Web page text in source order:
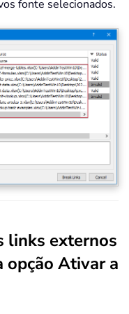
fonte selecionados.
links externos
opção Ativar a